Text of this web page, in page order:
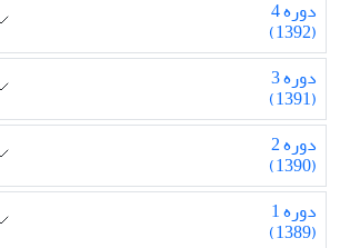
دوره 4
(1392)
دوره 3
(1391)
دوره 2
(1390)
دوره 1
(1389)